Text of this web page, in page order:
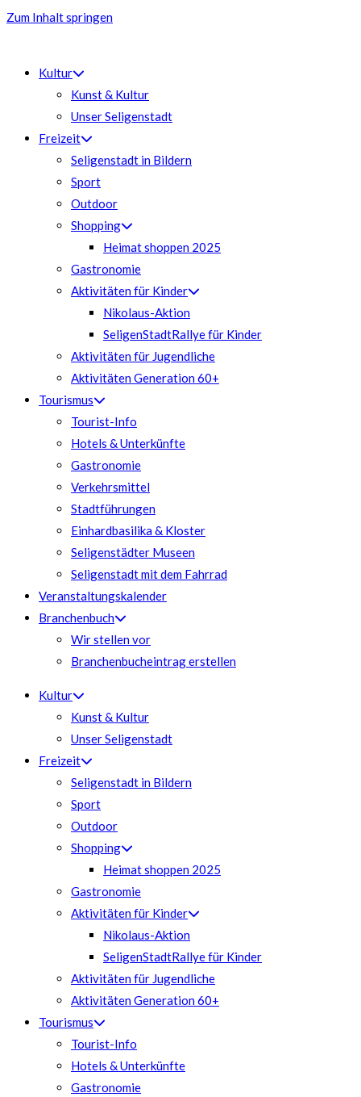
Zum Inhalt springen
Kultur
Kunst & Kultur
Unser Seligenstadt
Freizeit
Seligenstadt in Bildern
Sport
Outdoor
Shopping
Heimat shoppen 2025
Gastronomie
Aktivitäten für Kinder
Nikolaus-Aktion
SeligenStadtRallye für Kinder
Aktivitäten für Jugendliche
Aktivitäten Generation 60+
Tourismus
Tourist-Info
Hotels & Unterkünfte
Gastronomie
Verkehrsmittel
Stadtführungen
Einhardbasilika & Kloster
Seligenstädter Museen
Seligenstadt mit dem Fahrrad
Veranstaltungskalender
Branchenbuch
Wir stellen vor
Branchenbucheintrag erstellen
Kultur
Kunst & Kultur
Unser Seligenstadt
Freizeit
Seligenstadt in Bildern
Sport
Outdoor
Shopping
Heimat shoppen 2025
Gastronomie
Aktivitäten für Kinder
Nikolaus-Aktion
SeligenStadtRallye für Kinder
Aktivitäten für Jugendliche
Aktivitäten Generation 60+
Tourismus
Tourist-Info
Hotels & Unterkünfte
Gastronomie